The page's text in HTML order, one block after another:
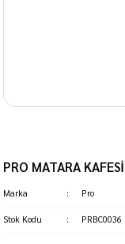
PRO MATARA
Marka Pro
Stok Kodu PRBC0036